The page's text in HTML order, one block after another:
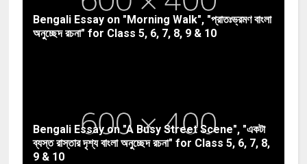
Bengali Essay on "Morning Walk", "প্রাতঃভ্রমণ বাংলা
অনুচ্ছেদ রচনা" for Class 5, 6, 7, 8, 9 & 10
Bengali Essay on "A Busy Street Scene", "একটা
ব্যস্ত রাস্তার দৃশ্য বাংলা অনুচ্ছেদ রচনা" for Class 5, 6, 7, 8,
9 & 10